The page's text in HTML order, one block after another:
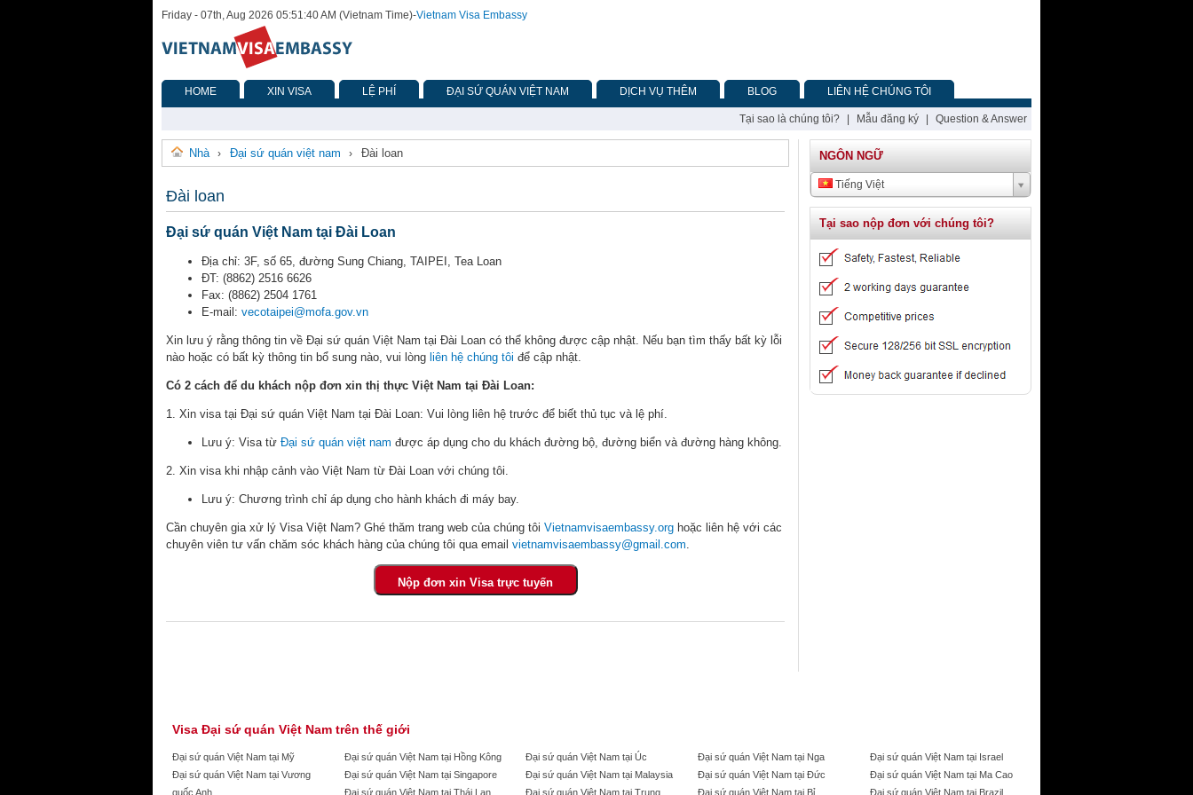
Friday - 07th, Aug 2026 05:51:40 AM (Vietnam Time)-Vietnam Visa Embassy
HOME XIN VISA LỆ PHÍ ĐẠI SỨ QUÁN VIỆT NAM DỊCH VỤ THÊM BLOG LIÊN HỆ CHÚNG TÔI
Tại sao là chúng tôi? Mẫu đăng ký Question & Answer
Nhà › Đại sứ quán việt nam › Đài loan
Đài loan
Đại sứ quán Việt Nam tại Đài Loan
Địa chỉ: 3F, số 65, đường Sung Chiang, TAIPEI, Tea Loan
ĐT: (8862) 2516 6626
Fax: (8862) 2504 1761
E-mail: vecotaipei@mofa.gov.vn
Xin lưu ý rằng thông tin về Đại sứ quán Việt Nam tại Đài Loan có thể không được cập nhật. Nếu bạn tìm thấy bất kỳ lỗi
nào hoặc có bất kỳ thông tin bổ sung nào, vui lòng liên hệ chúng tôi để cập nhật.
Có 2 cách để du khách nộp đơn xin thị thực Việt Nam tại Đài Loan:
1. Xin visa tại Đại sứ quán Việt Nam tại Đài Loan: Vui lòng liên hệ trước để biết thủ tục và lệ phí.
Lưu ý: Visa từ Đại sứ quán việt nam được áp dụng cho du khách đường bộ, đường biển và đường hàng không.
2. Xin visa khi nhập cảnh vào Việt Nam từ Đài Loan với chúng tôi.
Lưu ý: Chương trình chỉ áp dụng cho hành khách đi máy bay.
Cần chuyên gia xử lý Visa Việt Nam? Ghé thăm trang web của chúng tôi Vietnamvisaembassy.org hoặc liên hệ với các
chuyên viên tư vấn chăm sóc khách hàng của chúng tôi qua email vietnamvisaembassy@gmail.com
NGÔN NGỮ
Tiếng Việt
Tại sao nộp đơn với chúng tôi?
Visa Đại sứ quán Việt Nam trên thế giới
Đại sứ quán Việt Nam tại Mỹ
Đại sứ quán Việt Nam tại Vương
quốc Anh
Đại sứ quán Việt Nam tại Hồng Kông
Đại sứ quán Việt Nam tại Singapore
Đại sứ quán Việt Nam tại Thái Lan
Đại sứ quán Việt Nam tại Úc
Đại sứ quán Việt Nam tại Malaysia
Đại sứ quán Việt Nam tại Trung
Đại sứ quán Việt Nam tại Nga
Đại sứ quán Việt Nam tại Đức
Đại sứ quán Việt Nam tại Bỉ
Đại sứ quán Việt Nam tại Israel
Đại sứ quán Việt Nam tại Ma Cao
Đại sứ quán Việt Nam tại Brazil